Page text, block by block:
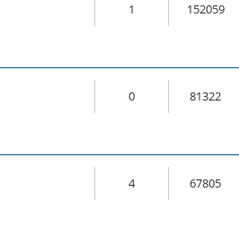
1 152059
0 81322
4 67805